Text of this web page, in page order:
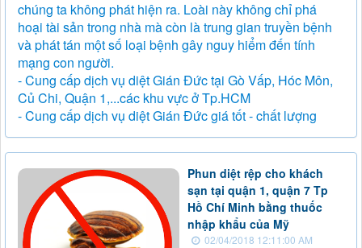
chúng ta không phát hiện ra. Loài này không chỉ phá
hoại tài sản trong nhà mà còn là trung gian truyền bệnh
và phát tán một số loại bệnh gây nguy hiểm đến tính
mạng con người.
- Cung cấp dịch vụ diệt Gián Đức tại Gò Vấp, Hóc Môn,
Củ Chi, Quận 1,...các khu vực ở Tp.HCM
- Cung cấp dịch vụ diệt Gián Đức giá tốt - chất lượng
Phun diệt rệp cho khách
sạn tại quận 1, quận 7 Tp
Hồ Chí Minh bằng thuốc
nhập khẩu của Mỹ
02/04/2018 12:11:00 AM